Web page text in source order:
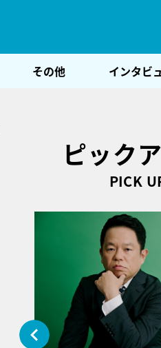
その他 インタビ
ピック
PICK